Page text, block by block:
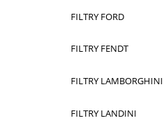
FILTRY FORD
FILTRY FENDT
FILTRY LAMBORGHINI
FILTRY LANDINI